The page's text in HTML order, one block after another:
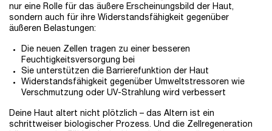
nur eine Rolle für das äußere Erscheinungsbild der Haut,
sondern auch für ihre Widerstandsfähigkeit gegenüber
äußeren Belastungen:
Die neuen Zellen tragen zu einer besseren
Feuchtigkeitsversorgung bei
Sie unterstützen die Barrierefunktion der Haut
Widerstandsfähigkeit gegenüber Umweltstressoren wie
Verschmutzung oder UV-Strahlung wird verbessert
Deine Haut altert nicht plötzlich – das Altern ist ein
schrittweiser biologischer Prozess. Und die Zellregeneration